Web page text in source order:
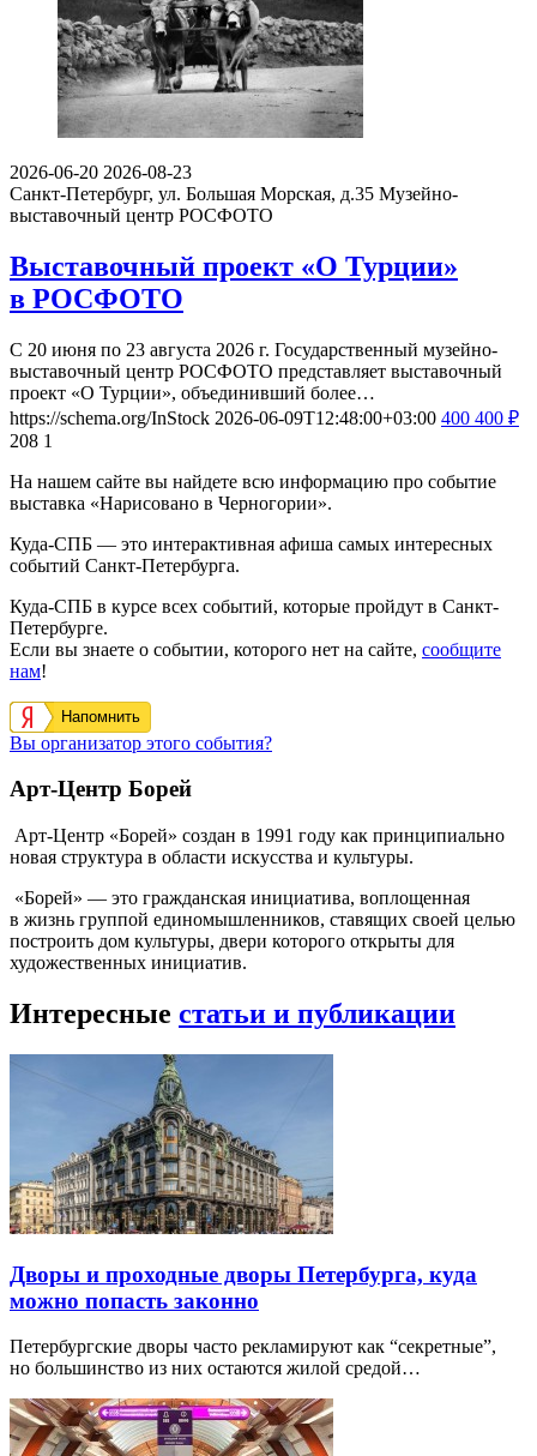
2026-06-20 2026-08-23
Санкт-Петербург, ул. Большая Морская, д.35 Музейно-
выставочный центр РОСФОТО
Выставочный проект «О Турции»
в РОСФОТО
С 20 июня по 23 августа 2026 г. Государственный музейно-
выставочный центр РОСФОТО представляет выставочный
проект «О Турции», объединивший более…
https://schema.org/InStock 2026-06-09T12:48:00+03:00 400 400 ₽
208 1
На нашем сайте вы найдете всю информацию про событие
выставка «Нарисовано в Черногории».
Куда-СПБ — это интерактивная афиша самых интересных
событий Санкт-Петербурга.
Куда-СПБ в курсе всех событий, которые пройдут в Санкт-
Петербурге.
Если вы знаете о событии, которого нет на сайте, сообщите
нам!
Напомнить
Вы организатор этого события?
Арт-Центр Борей
Арт-Центр «Борей» создан в 1991 году как принципиально
новая структура в области искусства и культуры.
«Борей» — это гражданская инициатива, воплощенная
в жизнь группой единомышленников, ставящих своей целью
построить дом культуры, двери которого открыты для
художественных инициатив.
Интересные статьи и публикации
Дворы и проходные дворы Петербурга, куда
можно попасть законно
Петербургские дворы часто рекламируют как “секретные”,
но большинство из них остаются жилой средой…